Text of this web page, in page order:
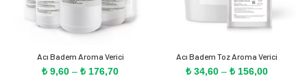
Acı Badem Aroma Verici
₺ 9,60 – ₺ 176,70Fiyat
Acı Badem Toz Aroma Verici
₺ 34,60 – ₺ 156,00Fiyat